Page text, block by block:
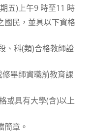
五)上午9 時至11 時
國民，並具以下資格
、科(類)合格教師證
畢師資職前教育課
或具有大學(含)以上
簡章。